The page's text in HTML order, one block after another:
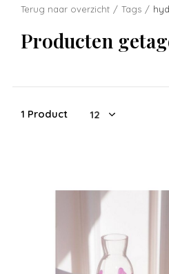
Terug naar overzicht Tags
Producten
1 Product